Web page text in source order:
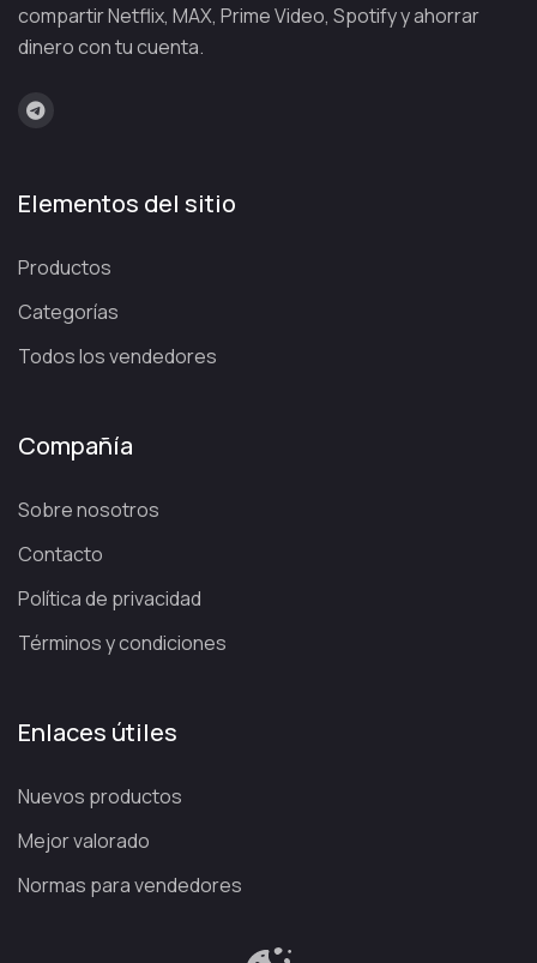
compartir Netflix, MAX, Prime Video, Spotify y ahorrar
dinero con tu cuenta.
Elementos del sitio
Productos
Categorías
Todos los vendedores
Compañía
Sobre nosotros
Contacto
Política de privacidad
Términos y condiciones
Enlaces útiles
Nuevos productos
Mejor valorado
Normas para vendedores